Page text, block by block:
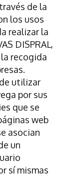
de la
los usos
realizar la
DISPRAL,
recogida
utilizar
por sus
que se
web
asocian
un
sí mismas